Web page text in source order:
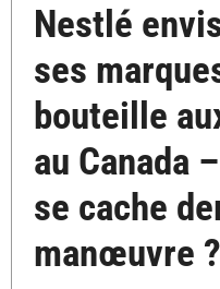
Nestlé
ses
bouteille
au Canada
se cache
manœuvre ?